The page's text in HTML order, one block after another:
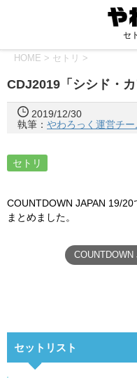
セ
HOME > セトリ >
CDJ2019「シシド・
2019/12/30
執筆： やわろっく運営チー
セトリ
COUNTDOWN JAPAN 19/
まとめました。
セットリスト